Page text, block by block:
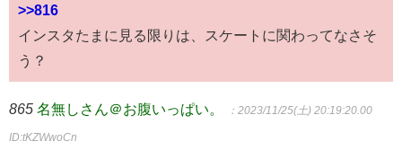
>>816
インスタたまに見る限りは、スケートに関わってなさそ
う？
865 名無しさん＠お腹いっぱい。 ：2023/11/25(土) 20:19:20.00
ID:tKZWwoCn